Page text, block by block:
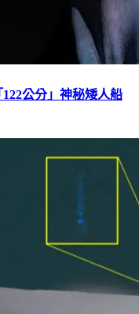
公分」神秘矮人船